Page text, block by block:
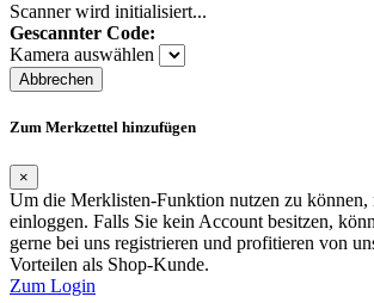
Scanner wird initialisiert...
Gescannter Code:
Kamera auswählen
Abbrechen
Zum Merkzettel hinzufügen
×
Um die Merklisten-Funktion nutzen zu können,
einloggen. Falls Sie kein Account besitzen,
gerne bei uns registrieren und profitieren von
Vorteilen als Shop-Kunde.
Zum Login